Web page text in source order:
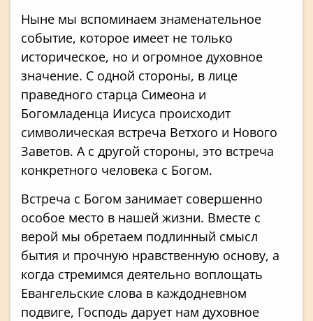
Ныне мы вспоминаем знаменательное
событие, которое имеет не только
историческое, но и огромное духовное
значение. С одной стороны, в лице
праведного старца Симеона и
Богомладенца Иисуса происходит
символическая встреча Ветхого и Нового
Заветов. А с другой стороны, это встреча
конкретного человека с Богом.
Встреча с Богом занимает совершенно
особое место в нашей жизни. Вместе с
верой мы обретаем подлинный смысл
бытия и прочную нравственную основу, а
когда стремимся деятельно воплощать
Евангельские слова в каждодневном
подвиге, Господь дарует нам духовное